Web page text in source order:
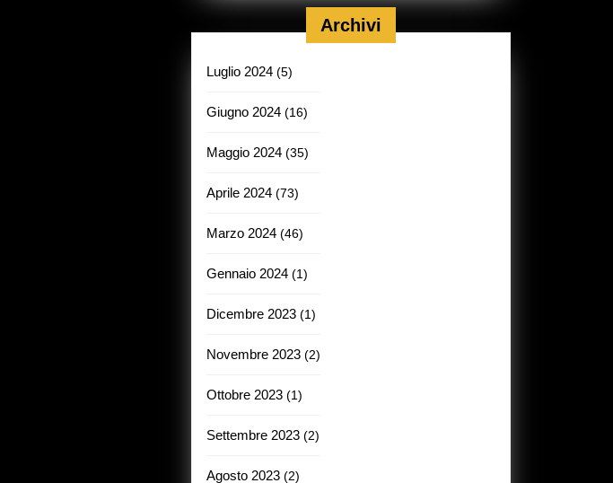
Archivi
Luglio 2024 (5)
Giugno 2024 (16)
Maggio 2024 (35)
Aprile 2024 (73)
Marzo 2024 (46)
Gennaio 2024 (1)
Dicembre 2023 (1)
Novembre 2023 (2)
Ottobre 2023 (1)
Settembre 2023 (2)
Agosto 2023 (2)